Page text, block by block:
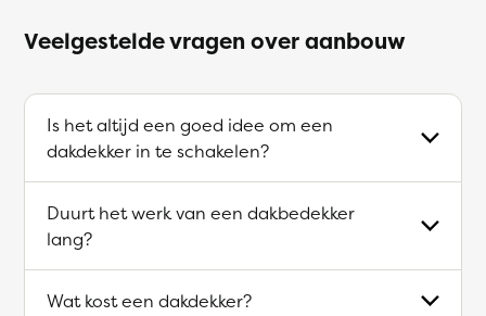
Veelgestelde vragen over aanbouw
Is het altijd een goed idee om een
dakdekker in te schakelen?
Duurt het werk van een dakbedekker
lang?
Wat kost een dakdekker?